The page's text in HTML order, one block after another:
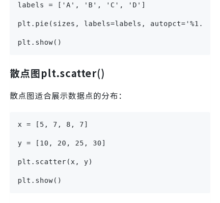
labels = ['A', 'B', 'C', 'D']
plt.pie(sizes, labels=labels,
plt.show()
散点图plt.scatter()
散点图适合展示数据点的分布：
x = [5, 7, 8, 7]
y = [10, 20, 25, 30]
plt.scatter(x, y)
plt.show()